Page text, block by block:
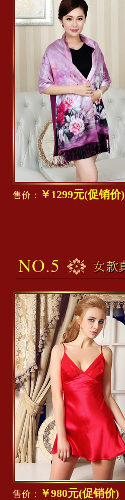
售价： ￥1299元(促销价)
售价： ￥980元(促销价)